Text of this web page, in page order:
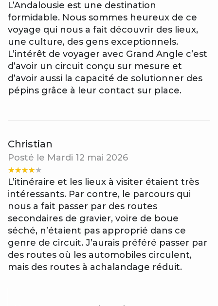
L’Andalousie est une destination
formidable. Nous sommes heureux de ce
voyage qui nous a fait découvrir des lieux,
une culture, des gens exceptionnels.
L’intérêt de voyager avec Grand Angle c’est
d’avoir un circuit conçu sur mesure et
d’avoir aussi la capacité de solutionner des
pépins grâce à leur contact sur place.
Christian
Posté le Mardi 12 mai 2026
L’itinéraire et les lieux à visiter étaient très
intéressants. Par contre, le parcours qui
nous a fait passer par des routes
secondaires de gravier, voire de boue
séché, n’étaient pas approprié dans ce
genre de circuit. J’aurais préféré passer par
des routes où les automobiles circulent,
mais des routes à achalandage réduit.